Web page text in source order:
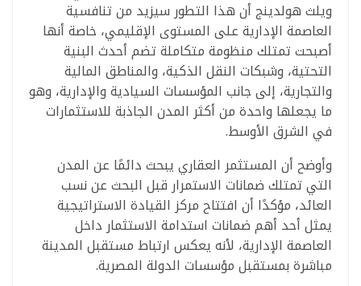
ويلث هولدينج أن هذا التطور سيزيد من تنافسية
العاصمة الإدارية على المستوى الإقليمي، خاصة أنها
أصبحت تمتلك منظومة متكاملة تضم أحدث البنية
التحتية، وشبكات النقل الذكية، والمناطق المالية
والتجارية، إلى جانب المؤسسات السيادية والإدارية، وهو
ما يجعلها واحدة من أكثر المدن الجاذبة للاستثمارات
في الشرق الأوسط.
وأوضح أن المستثمر العقاري يبحث دائمًا عن المدن
التي تمتلك ضمانات الاستمرار قبل البحث عن نسب
العائد، مؤكدًا أن افتتاح مركز القيادة الاستراتيجية
يمثل أحد أهم ضمانات استدامة الاستثمار داخل
العاصمة الإدارية، لأنه يعكس ارتباط مستقبل المدينة
مباشرة بمستقبل مؤسسات الدولة المصرية.